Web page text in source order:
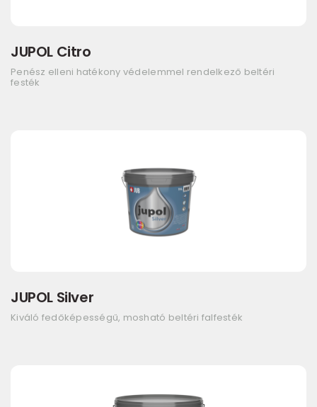
JUPOL Citro
Penész elleni hatékony védelemmel rendelkező beltéri
festék
JUPOL Silver
Kiváló fedőképességű, mosható beltéri falfesték